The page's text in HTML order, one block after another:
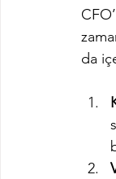
da